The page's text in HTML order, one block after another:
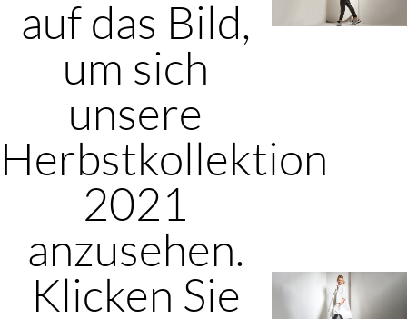
auf das Bild,
um sich
unsere
Herbstkollektion
2021
anzusehen.
Klicken Sie